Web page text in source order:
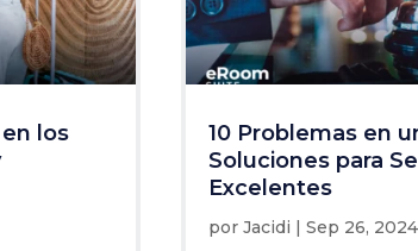
los
10 Problemas en
Soluciones para
Excelentes
por Jacidi | Sep 26, 2024